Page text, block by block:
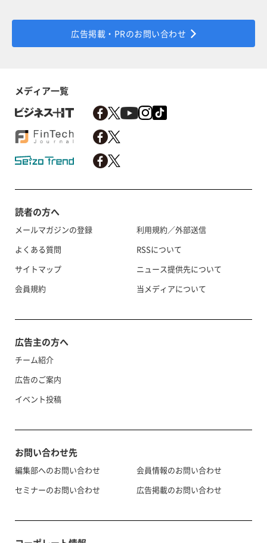
広告掲載・PRのお問い合わせ
メディア一覧
読者の方へ
メールマガジンの登録
よくある質問
サイトマップ
会員規約
利用規約／外部送信
RSSについて
ニュース提供先について
当メディアについて
広告主の方へ
チーム紹介
広告のご案内
イベント投稿
お問い合わせ先
編集部へのお問い合わせ
セミナーのお問い合わせ
会員情報のお問い合わせ
広告掲載のお問い合わせ